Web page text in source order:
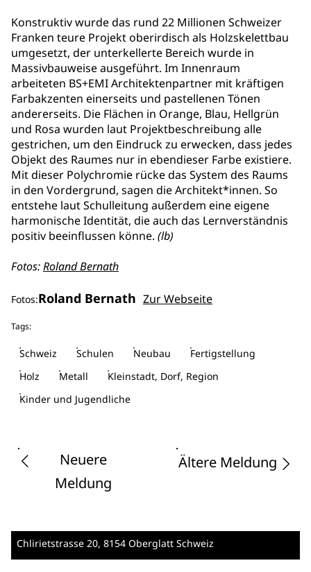
Konstruktiv wurde das rund 22 Millionen Schweizer
Franken teure Projekt oberirdisch als Holzskelettbau
umgesetzt, der unterkellerte Bereich wurde in
Massivbauweise ausgeführt. Im Innenraum
arbeiteten BS+EMI Architektenpartner mit kräftigen
Farbakzenten einerseits und pastellenen Tönen
andererseits. Die Flächen in Orange, Blau, Hellgrün
und Rosa wurden laut Projektbeschreibung alle
gestrichen, um den Eindruck zu erwecken, dass jedes
Objekt des Raumes nur in ebendieser Farbe existiere.
Mit dieser Polychromie rücke das System des Raums
in den Vordergrund, sagen die Architekt*innen. So
entstehe laut Schulleitung außerdem eine eigene
harmonische Identität, die auch das Lernverständnis
positiv beeinflussen könne. (lb)
Fotos:Roland Bernath
Fotos:Roland Bernath Zur Webseite
Tags:
Schweiz Schulen Neubau
Fertigstellung
Holz
Metall
Kleinstadt, Dorf, Region
Kinder und Jugendliche
Neuere
Meldung
Ältere Meldung
Chlirietstrasse 20, 8154 Oberglatt Schweiz